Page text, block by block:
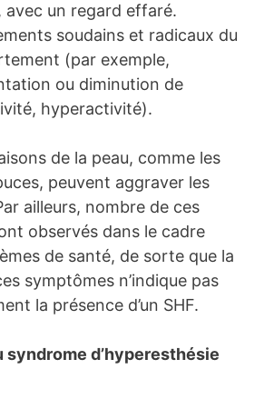
avec un regard effaré.
soudains et radicaux du
(par exemple,
ou diminution de
hyperactivité).
de la peau, comme les
peuvent aggraver les
ailleurs, nombre de ces
observés dans le cadre
de santé, de sorte que la
symptômes n’indique pas
la présence d’un SHF.
syndrome d’hyperesthésie